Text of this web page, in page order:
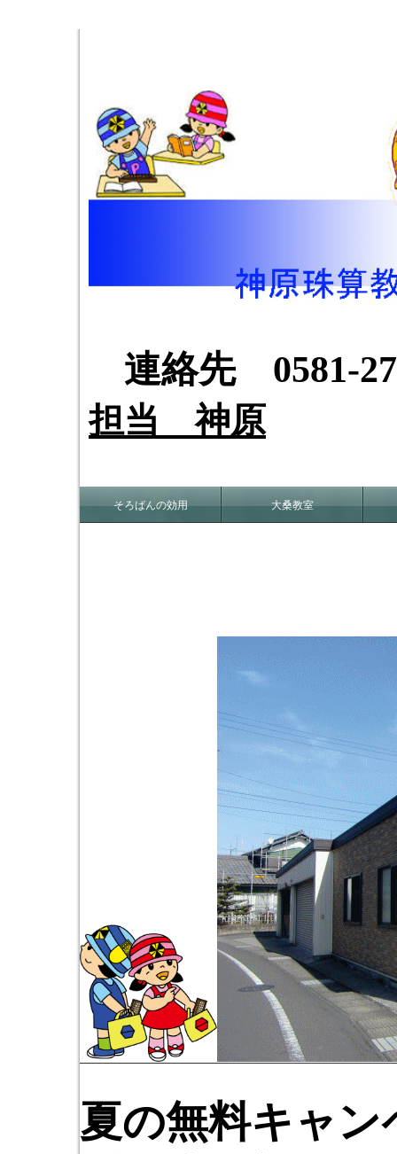
連絡先 0581-
担当 神原
そろばんの効用 大桑教室
夏の無料キャン